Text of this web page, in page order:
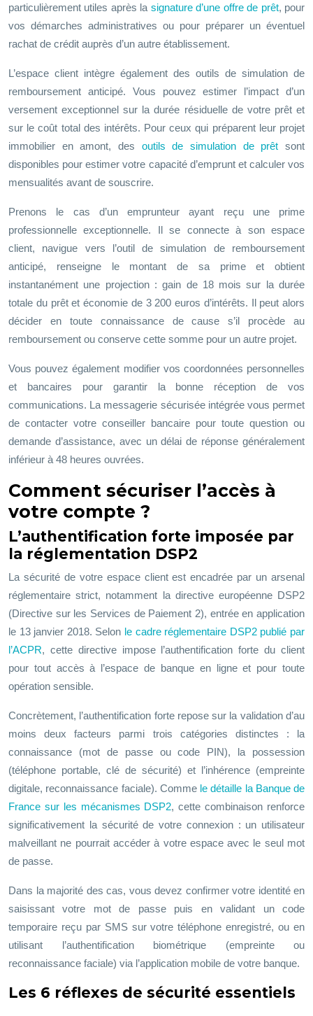
particulièrement utiles après la signature d’une offre de prêt, pour
vos démarches administratives ou pour préparer un éventuel
rachat de crédit auprès d’un autre établissement.
L’espace client intègre également des outils de simulation de
remboursement anticipé. Vous pouvez estimer l’impact d’un
versement exceptionnel sur la durée résiduelle de votre prêt et
sur le coût total des intérêts. Pour ceux qui préparent leur projet
immobilier en amont, des outils de simulation de prêt sont
disponibles pour estimer votre capacité d’emprunt et calculer vos
mensualités avant de souscrire.
Prenons le cas d’un emprunteur ayant reçu une prime
professionnelle exceptionnelle. Il se connecte à son espace
client, navigue vers l’outil de simulation de remboursement
anticipé, renseigne le montant de sa prime et obtient
instantanément une projection : gain de 18 mois sur la durée
totale du prêt et économie de 3 200 euros d’intérêts. Il peut alors
décider en toute connaissance de cause s’il procède au
remboursement ou conserve cette somme pour un autre projet.
Vous pouvez également modifier vos coordonnées personnelles
et bancaires pour garantir la bonne réception de vos
communications. La messagerie sécurisée intégrée vous permet
de contacter votre conseiller bancaire pour toute question ou
demande d’assistance, avec un délai de réponse généralement
inférieur à 48 heures ouvrées.
Comment sécuriser l’accès à
votre compte ?
L’authentification forte imposée par
la réglementation DSP2
La sécurité de votre espace client est encadrée par un arsenal
réglementaire strict, notamment la directive européenne DSP2
(Directive sur les Services de Paiement 2), entrée en application
le 13 janvier 2018. Selon le cadre réglementaire DSP2 publié par
l’ACPR, cette directive impose l’authentification forte du client
pour tout accès à l’espace de banque en ligne et pour toute
opération sensible.
Concrètement, l’authentification forte repose sur la validation d’au
moins deux facteurs parmi trois catégories distinctes : la
connaissance (mot de passe ou code PIN), la possession
(téléphone portable, clé de sécurité) et l’inhérence (empreinte
digitale, reconnaissance faciale). Comme le détaille la Banque de
France sur les mécanismes DSP2, cette combinaison renforce
significativement la sécurité de votre connexion : un utilisateur
malveillant ne pourrait accéder à votre espace avec le seul mot
de passe.
Dans la majorité des cas, vous devez confirmer votre identité en
saisissant votre mot de passe puis en validant un code
temporaire reçu par SMS sur votre téléphone enregistré, ou en
utilisant l’authentification biométrique (empreinte ou
reconnaissance faciale) via l’application mobile de votre banque.
Les 6 réflexes de sécurité essentiels